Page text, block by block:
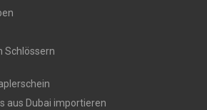
Schlössern
aus Dubai importieren